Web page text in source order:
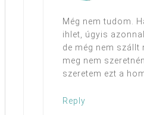
Még nem tudom.
ihlet, úgyis
de még nem szállt
meg nem
szeretem ezt a
Reply